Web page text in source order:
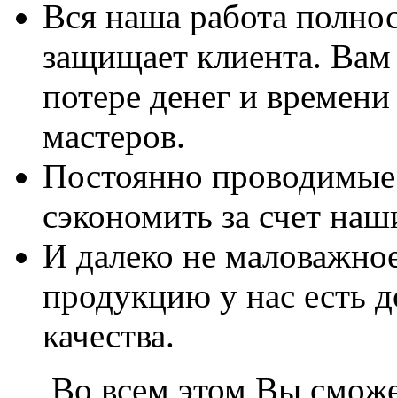
Вся наша работа
защищает клиента. Вам
потере денег и
мастеров.
Постоянно
сэкономить за счет
И далеко не
продукцию у нас есть
качества.
Во всем этом Вы